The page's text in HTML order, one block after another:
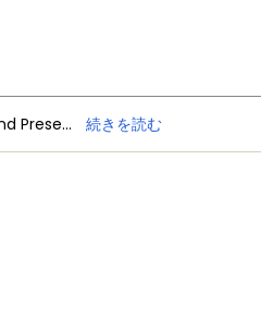
NXP Trimension Ultra-Wideband Powers BMW Group’s Digital Key Plus and Presence Detection 続きを読む